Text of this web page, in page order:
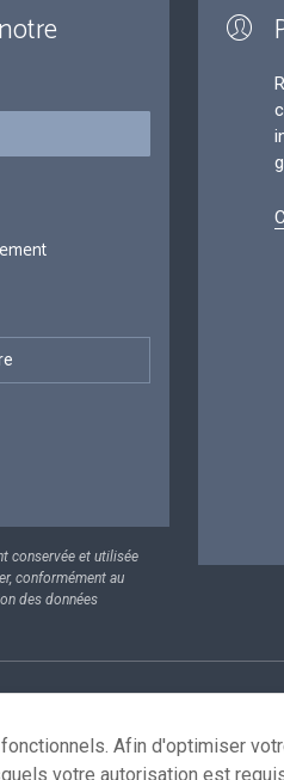
conservée et utilisée
conformément au
des données
Afin d'optimiser
votre autorisation est